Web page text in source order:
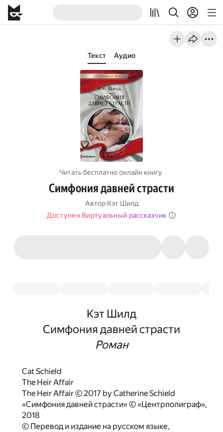
Текст Аудио
Читать бесплатно онлайн книгу
Симфония давней страсти
Автор Кэт Шилд
Доступен Виртуальный рассказчик
Кэт Шилд
Симфония давней страсти
Роман
Cat Schield
The Heir Affair
The Heir Affair © 2017 by Catherine Schield
«Симфония давней страсти» © «Центрполиграф»,
2018
© Перевод и издание на русском языке,